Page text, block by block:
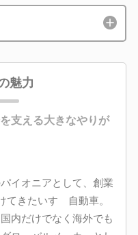
魅力
支える大きなやりが
イオニアとして、創業
てきたいすゞ自動車。
内だけでなく海外でも